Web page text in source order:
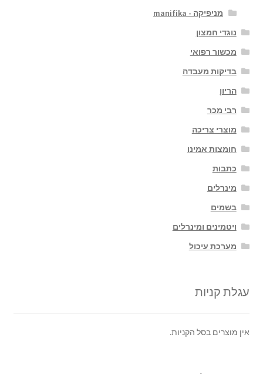
מניפיקה - manifika
נוגדי חמצון
מכשור רפואי
בדיקות מעבדה
הריון
רבי מכר
מוצרי צריכה
חומצות אמינו
כתבות
מינרלים
בשמים
ויטמינים ומינרלים
מערכת עיכול
עגלת קניות
אין מוצרים בסל הקניות.